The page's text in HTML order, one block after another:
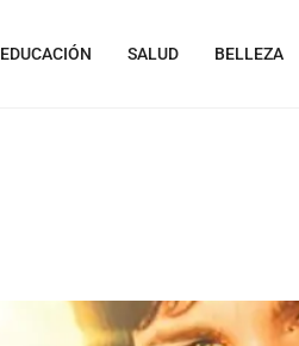
EDUCACIÓN SALUD BELLEZA